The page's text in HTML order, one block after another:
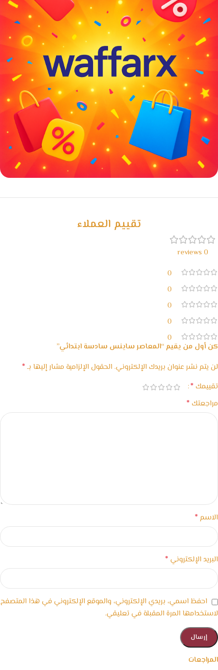
خصومات كبيرة
تقييم العملاء
0 reviews
0
0
0
0
0
المراجعات
كن أول من يقيم “المعاصر ساينس سادسة ابتدائي”
لن يتم نشر عنوان بريدك الإلكتروني. الحقول الإلزامية مشار إليها بـ*
تقييمك *
مراجعتك *
الاسم *
البريد الإلكتروني *
احفظ اسمي، بريدي الإلكتروني، والموقع الإلكتروني في هذا المتصفح
لاستخدامها المرة المقبلة في تعليقي.